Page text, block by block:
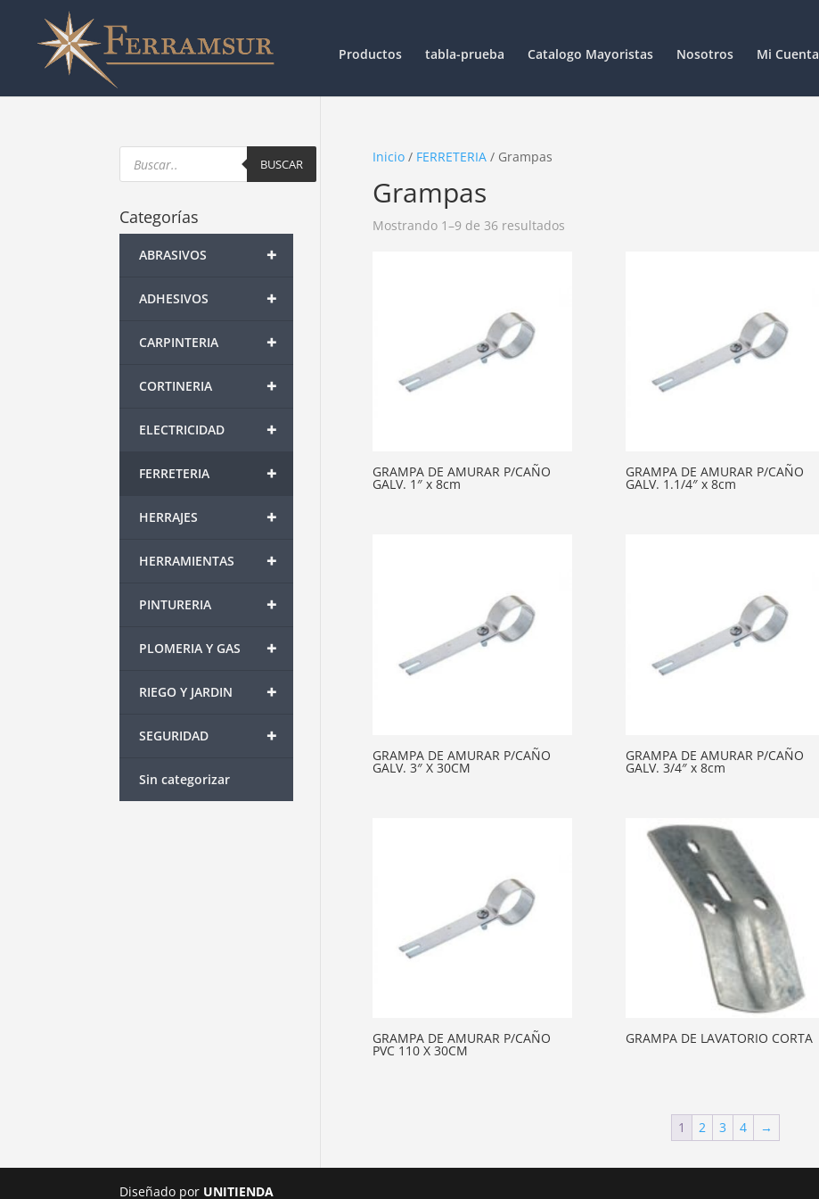
Productos tabla-prueba Catalogo Mayoristas Nosotros Mi Cuenta
Inicio/ FERRETERIA/ Grampas
Grampas
Mostrando 1–9 de 36 resultados
GRAMPA DE AMURAR P/CAÑO
GALV. 1″ x 8cm
GRAMPA DE AMURAR P/CAÑO
GALV. 1.1/4″ x 8cm
GRAMPA DE AMURAR P/CAÑO
GALV. 3″ X 30CM
GRAMPA DE AMURAR P/CAÑO
GALV. 3/4″ x 8cm
GRAMPA DE AMURAR P/CAÑO
PVC 110 X 30CM
GRAMPA DE LAVATORIO CORTA
1 2 3 4 →
Products
search BUSCAR
Categorías
+
ABRASIVOS
+
ADHESIVOS
+
CARPINTERIA
+
CORTINERIA
+
ELECTRICIDAD
+
FERRETERIA
+
HERRAJES
+
HERRAMIENTAS
+
PINTURERIA
+
PLOMERIA Y GAS
+
RIEGO Y JARDIN
+
SEGURIDAD
Sin categorizar
Diseñado por UNITIENDA